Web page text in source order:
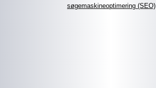
søgemaskineoptimering (SEO)